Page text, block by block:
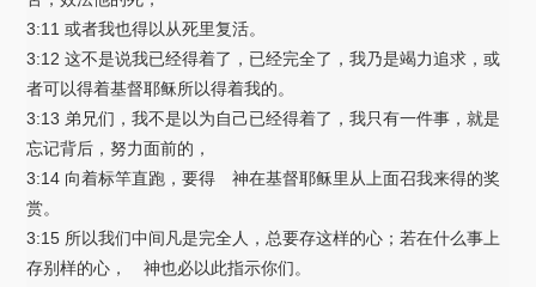
3:11 或者我也得以从死里复活。
3:12 这不是说我已经得着了，已经完全了，我乃是竭力追求，或
者可以得着基督耶稣所以得着我的。
3:13 弟兄们，我不是以为自己已经得着了，我只有一件事，就是
忘记背后，努力面前的，
3:14 向着标竿直跑，要得 神在基督耶稣里从上面召我来得的奖
赏。
3:15 所以我们中间凡是完全人，总要存这样的心；若在什么事上
存别样的心， 神也必以此指示你们。